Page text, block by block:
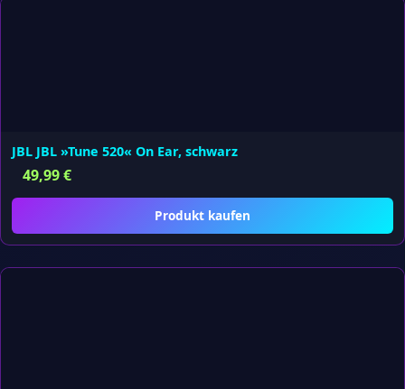
JBL JBL »Tune 520« On Ear, schwarz
49,99€
Produkt kaufen